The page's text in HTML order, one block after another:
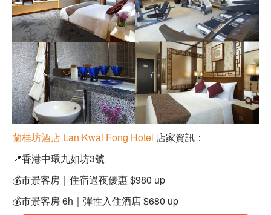
蘭桂坊酒店 Lan Kwai Fong Hotel 店家資訊：
📍香港中環九如坊3號
💰市景客房｜住宿過夜優惠$980 up
💰市景客房 6h｜彈性入住酒店 $680 up